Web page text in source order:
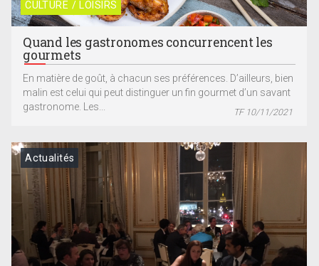
CULTURE / LOISIRS
Quand les gastronomes concurrencent les
gourmets
En matière de goût, à chacun ses préférences. D’ailleurs, bien
malin est celui qui peut distinguer un fin gourmet d’un savant
gastronome. Les...
TF 10/11/2021
Actualités